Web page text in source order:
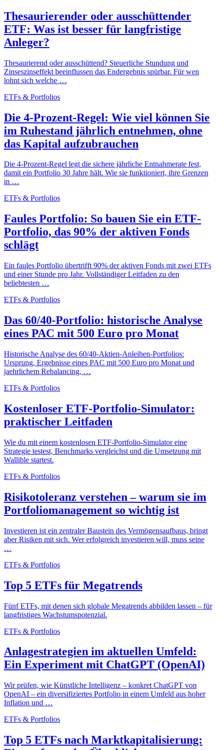
Thesaurierender oder ausschüttender
ETF: Was ist besser für langfristige
Anleger?
Thesaurierend oder ausschüttend? Steuerliche Stundung und
Zinseszinseffekt beeinflussen das Endergebnis spürbar. Für wen
lohnt sich welche …
ETFs & Portfolios
Die 4-Prozent-Regel: Wie viel können Sie
im Ruhestand jährlich entnehmen, ohne
das Kapital aufzubrauchen
Die 4-Prozent-Regel legt die sichere jährliche Entnahmerate fest,
damit ein Portfolio 30 Jahre hält. Wie sie funktioniert, ihre Grenzen
in …
ETFs & Portfolios
Faules Portfolio: So bauen Sie ein ETF-
Portfolio, das 90% der aktiven Fonds
schlägt
Ein faules Portfolio übertrifft 90% der aktiven Fonds mit zwei ETFs
und einer Stunde pro Jahr. Vollständiger Leitfaden zu den
beliebtesten …
ETFs & Portfolios
Das 60/40-Portfolio: historische Analyse
eines PAC mit 500 Euro pro Monat
Historische Analyse des 60/40-Aktien-Anleihen-Portfolios:
Ursprung, Ergebnisse eines PAC mit 500 Euro pro Monat und
jaehrlichem Rebalancing, …
ETFs & Portfolios
Kostenloser ETF-Portfolio-Simulator:
praktischer Leitfaden
Wie du mit einem kostenlosen ETF-Portfolio-Simulator eine
Strategie testest, Benchmarks vergleichst und die Umsetzung mit
Wallible startest.
ETFs & Portfolios
Risikotoleranz verstehen – warum sie im
Portfoliomanagement so wichtig ist
Investieren ist ein zentraler Baustein des Vermögensaufbaus, bringt
aber Risiken mit sich. Wer erfolgreich investieren will, muss seine
…
ETFs & Portfolios
Top 5 ETFs für Megatrends
Fünf ETFs, mit denen sich globale Megatrends abbilden lassen – für
langfristiges Wachstumspotenzial.
ETFs & Portfolios
Anlagestrategien im aktuellen Umfeld:
Ein Experiment mit ChatGPT (OpenAI)
Wir prüfen, wie Künstliche Intelligenz – konkret ChatGPT von
OpenAI – ein diversifiziertes Portfolio in einem Umfeld aus hoher
Inflation und …
ETFs & Portfolios
Top 5 ETFs nach Marktkapitalisierung: